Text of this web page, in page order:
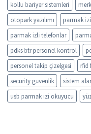
kollu bariyer sistemleri
otopark yazılımı
parmak izi
parmak izli telefonlar
pdks btr personel kontrol
personel takip çizelgesi
rfid
security guvenlik
sistem
usb parmak izi okuyucu